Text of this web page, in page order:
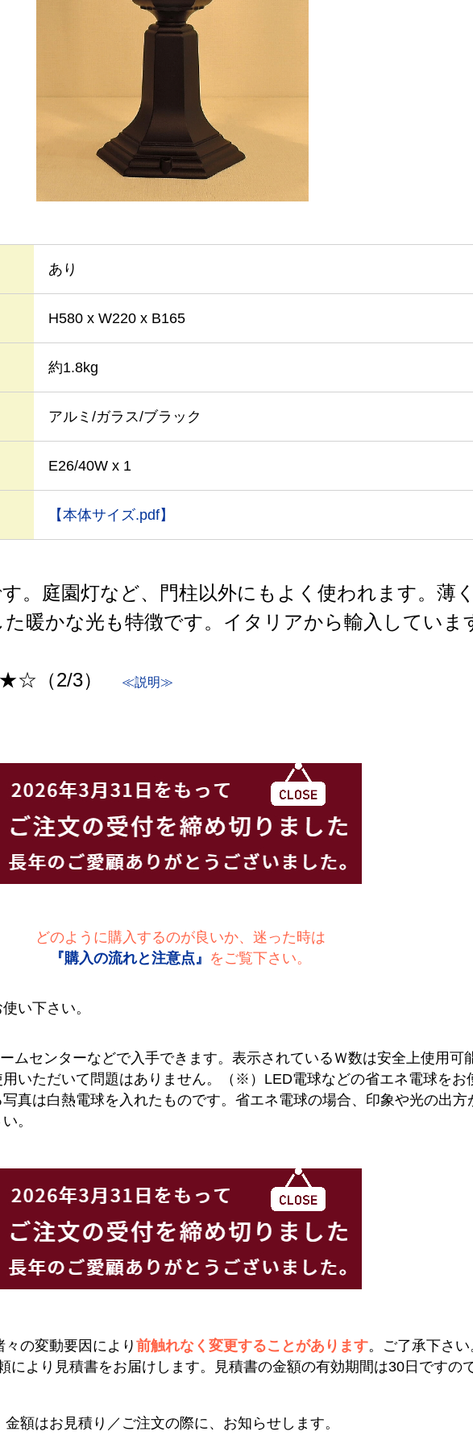
あり
H580 x W220 x B165
約1.8kg
アルミ/ガラス/ブラック
E26/40W x 1
【本体サイズ.pdf】
。庭園灯など、門柱以外にもよく使われます。薄
暖かな光も特徴です。イタリアから輸入していま
（2/3） ≪説明≫
どのように購入するのが良いか、迷った時は
『購入の流れと注意点』 をご覧下さい。
い下さい。
ムセンターなどで入手できます。表示されているＷ数は安全上使用可
いただいて問題はありません。（※）LED電球などの省エネ電球をお
真は白熱電球を入れたものです。省エネ電球の場合、印象や光の出方
。
の変動要因により 前触れなく変更することがあります。ご了承下さい
により見積書をお届けします。見積書の金額の有効期間は30日ですの
額はお見積り／ご注文の際に、お知らせします。